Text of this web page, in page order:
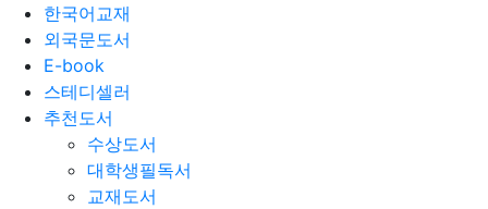
한국어교재
외국문도서
E-book
스테디셀러
추천도서
수상도서
대학생필독서
교재도서